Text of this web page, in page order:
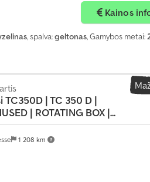
Kainos
, spalva:geltonas, Gamybos metai:
1 208 km
TC350D | TC 350 D |
| ROTATING BOX |...